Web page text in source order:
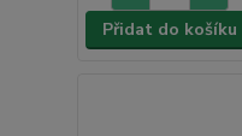
Přidat do košíku